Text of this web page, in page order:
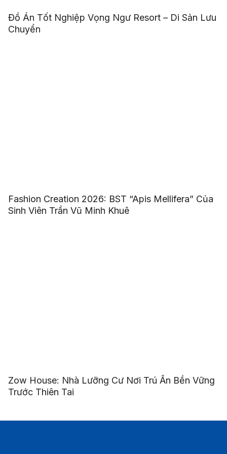
Đồ Án Tốt Nghiệp Vọng Ngư Resort – Di Sản Lưu
Chuyển
Fashion Creation 2026: BST “Apis Mellifera” Của
Sinh Viên Trần Vũ Minh Khuê
Zow House: Nhà Lưỡng Cư Nơi Trú Ẩn Bền Vững
Trước Thiên Tai